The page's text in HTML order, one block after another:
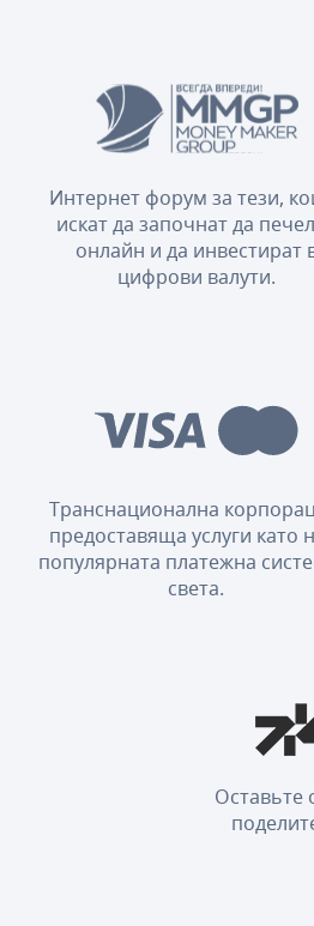
Интернет форум за тези,
искат да започнат да
онлайн и да инвестират
цифрови валути.
Транснационална
предоставяща услуги като
популярната платежна
света.
Оставьте